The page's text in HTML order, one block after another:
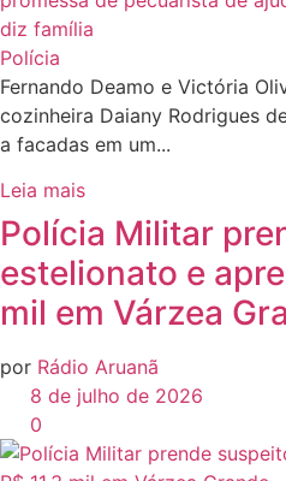
Polícia
Fernando Deamo e Victória
cozinheira Daiany Rodrigues
a facadas em um...
Leia mais
Polícia Militar
estelionato e
mil em Várzea
por Rádio Aruanã
8 de julho de 2026
0